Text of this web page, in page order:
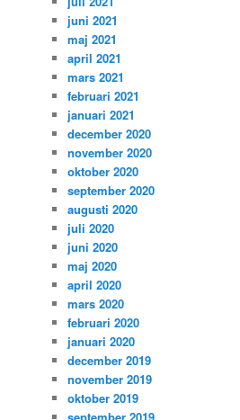
juni 2021
maj 2021
april 2021
mars 2021
februari 2021
januari 2021
december 2020
november 2020
oktober 2020
september 2020
augusti 2020
juli 2020
juni 2020
maj 2020
april 2020
mars 2020
februari 2020
januari 2020
december 2019
november 2019
oktober 2019